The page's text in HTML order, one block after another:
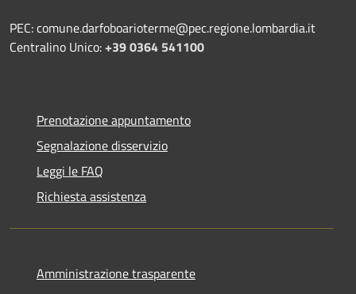
PEC: comune.darfoboarioterme@pec.regione.lombardia.it
Centralino Unico:+39 0364 541100
Prenotazione appuntamento
Segnalazione disservizio
Leggi le FAQ
Richiesta assistenza
Amministrazione trasparente